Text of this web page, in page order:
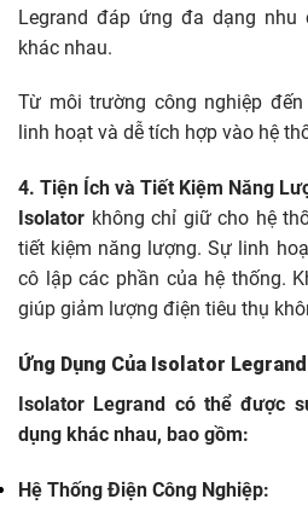
Legrand đáp ứng đa dạng nhu
khác nhau.
Từ môi trường công nghiệp
linh hoạt và dễ tích hợp vào hệ
4. Tiện Ích và Tiết Kiệm Năng
Isolator không chỉ giữ cho hệ
tiết kiệm năng lượng. Sự linh
cô lập các phần của hệ thống.
giúp giảm lượng điện tiêu thụ
Ứng Dụng Của Isolator Legrand
Isolator Legrand có thể được
dụng khác nhau, bao gồm:
Hệ Thống Điện Công Nghiệp: